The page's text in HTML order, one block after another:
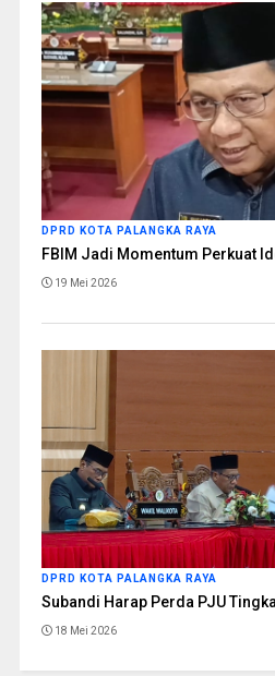
DPRD KOTA PALANGKA RAYA
FBIM Jadi Momentum Perkuat
19 Mei 2026
DPRD KOTA PALANGKA RAYA
Subandi Harap Perda PJU
18 Mei 2026